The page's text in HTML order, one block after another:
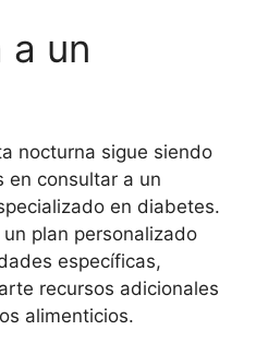
a un
nocturna sigue siendo
en consultar a un
en diabetes.
plan personalizado
específicas,
recursos adicionales
alimenticios.